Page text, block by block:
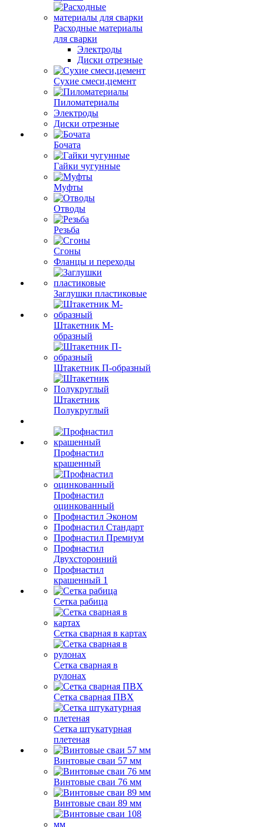
Расходные материалы
для сварки
Электроды
Диски отрезные
Сухие смеси,цемент
Пиломатериалы
Электроды
Диски отрезные
Бочата
Гайки чугунные
Муфты
Отводы
Резьба
Сгоны
Фланцы и переходы
Заглушки пластиковые
Штакетник М-
образный
Штакетник П-образный
Штакетник
Полукруглый
Профнастил
крашенный
Профнастил
оцинкованный
Профнастил Эконом
Профнастил Стандарт
Профнастил Премиум
Профнастил
Двухсторонний
Профнастил
крашенный 1
Сетка рабица
Сетка сварная в картах
Сетка сварная в
рулонах
Сетка сварная ПВХ
Сетка штукатурная
плетеная
Винтовые сваи 57 мм
Винтовые сваи 76 мм
Винтовые сваи 89 мм